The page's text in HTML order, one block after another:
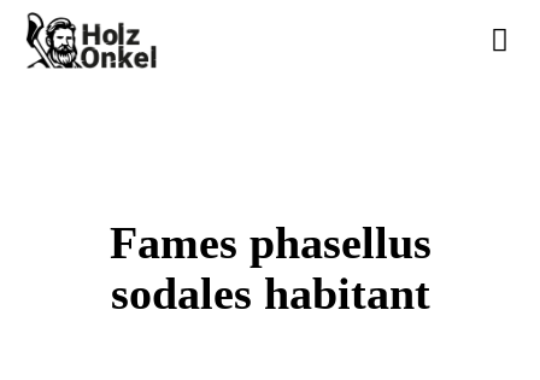
Fames phasellus
sodales habitant